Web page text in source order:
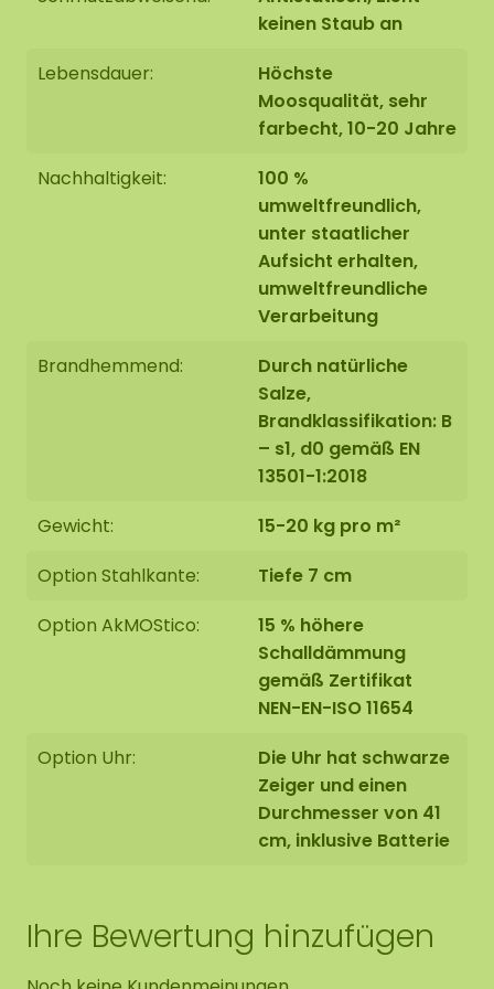
bietet 15% mehr Schallabsorption!
Randbearbeitung des
Mooskreises
Ausführung 1: Kante nicht bearbeitet.Die Stirnseite
der unteren Platte ist schwarz. Wir runden die
Kante des Mooskreises bis zurKante der unteren
Ausführung 2: Die Kante ist mit einer erhöhten
Die Stahlkante wird mit einer
Schwarz RAL 9005 (Industrieschwarz) beschichtet.
Die Mooszirkel werden auf Bestellung in Asten (NL)
mit größter Sorgfalt für Sie handgefertigt.
Sie haben die Möglichkeit, den Mooszirkel
abzuholen:
1: Abholung an der Adresse Florapark 14 in Asten
zu lassen. Sollte dies gewünscht sein, geben Sie
keinen Staub an
Lebensdauer:
Höchste
Moosqualität, sehr
farbecht, 10-20 Jahre
Nachhaltigkeit:
100 %
umweltfreundlich,
unter staatlicher
Aufsicht erhalten,
umweltfreundliche
Verarbeitung
Brandhemmend:
Durch natürliche
Salze,
Brandklassifikation: B
– s1, d0 gemäß EN
13501-1:2018
Gewicht:
15-20 kg pro m²
Option Stahlkante:
Tiefe 7 cm
Option AkMOStico:
15 % höhere
Schalldämmung
gemäß Zertifikat
NEN-EN-ISO 11654
Option Uhr:
Die Uhr hat schwarze
Zeiger und einen
Durchmesser von 41
cm, inklusive Batterie
Ihre Bewertung hinzufügen